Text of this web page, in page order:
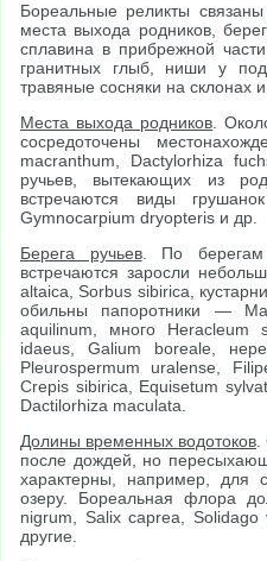
Бореальные реликты
места выхода родников,
сплавина в прибрежной
гранитных глыб, ниши у
травяные сосняки на склонах
Места выхода родников .
сосредоточены
macranthum, Dactylorhiza
ручьев, вытекающих из
встречаются виды
Gymnocarpium dryopteris и др.
Берега ручьев. По берегам
встречаются заросли
altaica, Sorbus sibirica,
обильны папоротники —
aquilinum, много Heracleum
idaeus, Galium boreale,
Pleurospermum uralense,
Crepis sibirica, Equisetum
Dactilorhiza maculata.
Долины временных водотоков
после дождей, но
характерны, например, для
озеру. Бореальная флора
nigrum, Salix caprea,
другие.